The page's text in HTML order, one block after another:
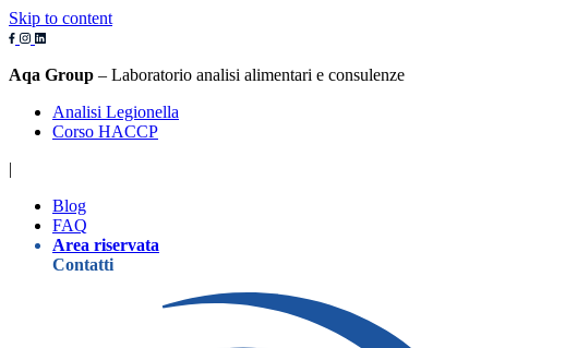
Skip to content
Aqa Group – Laboratorio analisi alimentari e consulenze
Analisi Legionella
Corso HACCP
|
Blog
FAQ
Area riservata
Contatti